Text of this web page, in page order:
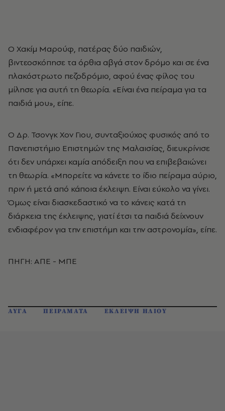
Ο Χακίμ Μαρούφ, πατέρας δύο παιδιών,
βιντεοσκόπησε τα όρθια αβγά στον δρόμο και σε ένα
πλακόστρωτο πεζοδρόμιο, αφού ένας φίλος του
μίλησε για αυτή τη θεωρία. «Είναι ένα πείραμα για τα
παιδιά μου», είπε.
Ο Δρ. Τσονγκ Χον Γιου, συνταξιούχος φυσικός από το
Πανεπιστήμιο Επιστημών της Μαλαισίας, διευκρίνισε
ότι δεν υπάρχει καμία απόδειξη που να επιβεβαιώνει
τη θεωρία. «Μπορείτε να κάνετε το ίδιο πείραμα αύριο,
πριν ή μετά από κάποια έκλειψη. Είναι εύκολο να γίνει.
Όμως είναι διασκεδαστικό να το κάνεις κατά τη
διάρκεια της έκλειψης, γιατί έτσι τα παιδιά δείχνουν
ενδιαφέρον για την επιστήμη και την αστρονομία», είπε.
ΠΗΓΗ: ΑΠΕ - ΜΠΕ
ΑΥΓΑ ΠΕΙΡΑΜΑΤΑ ΕΚΛΕΙΨΗ ΗΛΙΟΥ